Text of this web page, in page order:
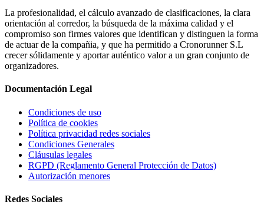
La profesionalidad, el cálculo avanzado de clasificaciones, la clara
orientación al corredor, la búsqueda de la máxima calidad y el
compromiso son firmes valores que identifican y distinguen la forma
de actuar de la compañia, y que ha permitido a Cronorunner S.L
crecer sólidamente y aportar auténtico valor a un gran conjunto de
organizadores.
Documentación Legal
Condiciones de uso
Política de cookies
Política privacidad redes sociales
Condiciones Generales
Cláusulas legales
RGPD (Reglamento General Protección de Datos)
Autorización menores
Redes Sociales